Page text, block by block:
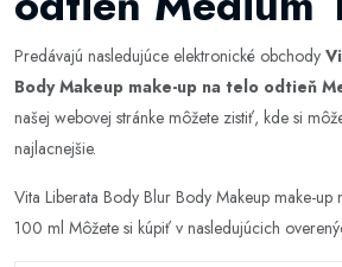
Predávajú nasledujúce elektronické obchody
Body Makeup make-up na telo odtieň
našej webovej stránke môžete zistiť, kde si
najlacnejšie.
Vita Liberata Body Blur Body Makeup make-
100 ml Môžete si kúpiť v nasledujúcich